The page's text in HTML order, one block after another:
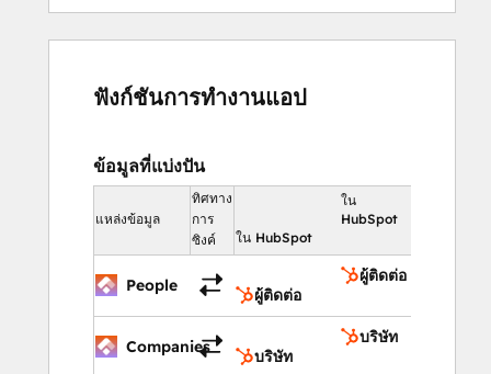
ฟังก์ชันการทำงานแอป
ข้อมูลที่แบ่งปัน
แหล่งข้อมูล
ทิศทาง
การ
ซิงค์
ใน
HubSpot
ใน HubSpot
People
ผู้ติดต่อ
ผู้ติดต่อ
Companies
บริษัท
บริษัท